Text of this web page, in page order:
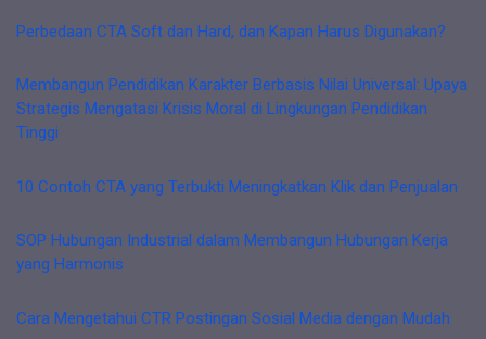
Perbedaan CTA Soft dan Hard, dan Kapan Harus Digunakan?
Membangun Pendidikan Karakter Berbasis Nilai Universal: Upaya
Strategis Mengatasi Krisis Moral di Lingkungan Pendidikan
Tinggi
10 Contoh CTA yang Terbukti Meningkatkan Klik dan Penjualan
SOP Hubungan Industrial dalam Membangun Hubungan Kerja
yang Harmonis
Cara Mengetahui CTR Postingan Sosial Media dengan Mudah